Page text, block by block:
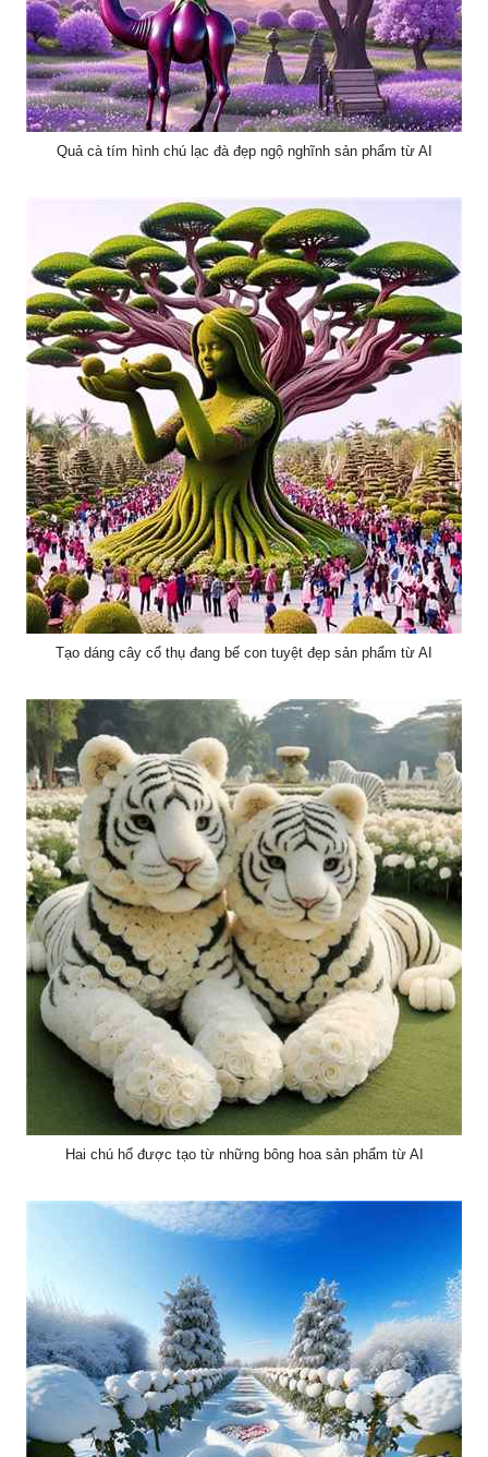
Quả cà tím hình chú lạc đà đẹp ngộ nghĩnh sản phẩm từ AI
Tạo dáng cây cổ thụ đang bế con tuyệt đẹp sản phẩm từ AI
Hai chú hổ được tạo từ những bông hoa sản phẩm từ AI